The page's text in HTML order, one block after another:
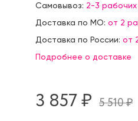
Самовывоз: 2-3 рабочих
Доставка по МО: от 2
Доставка по России: от
Подробнее о доставке
3 857 ₷ 5 510 ₷